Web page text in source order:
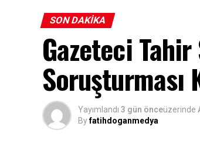
SON DAKIKA
Gazeteci
Soruşturması
Yayımlandı 3 gün önceüzerinde
Byfatihdoganmedya